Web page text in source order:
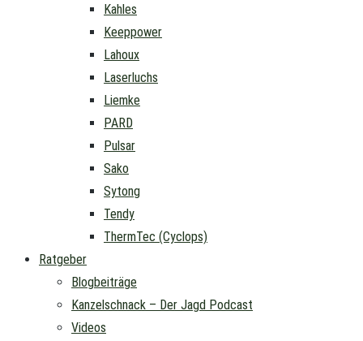
Kahles
Keeppower
Lahoux
Laserluchs
Liemke
PARD
Pulsar
Sako
Sytong
Tendy
ThermTec (Cyclops)
Ratgeber
Blogbeiträge
Kanzelschnack – Der Jagd Podcast
Videos